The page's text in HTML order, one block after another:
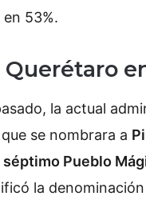
53%.
la actual
se nombrara a
Pueblo
la